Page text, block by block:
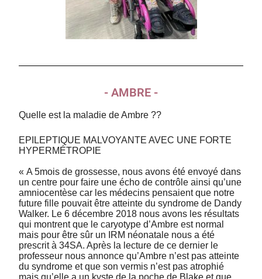
- AMBRE -
Quelle est la maladie de Ambre ??
EPILEPTIQUE MALVOYANTE AVEC UNE FORTE
HYPERMÉTROPIE
« A 5mois de grossesse, nous avons été envoyé dans
un centre pour faire une écho de contrôle ainsi qu’une
amniocentèse car les médecins pensaient que notre
future fille pouvait être atteinte du syndrome de Dandy
Walker. Le 6 décembre 2018 nous avons les résultats
qui montrent que le caryotype d’Ambre est normal
mais pour être sûr un IRM néonatale nous a été
prescrit à 34SA. Après la lecture de ce dernier le
professeur nous annonce qu’Ambre n’est pas atteinte
du syndrome et que son vermis n’est pas atrophié
mais qu’elle a un kyste de la poche de Blake et que